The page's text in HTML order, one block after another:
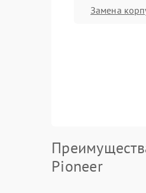
Замена
Pioneer